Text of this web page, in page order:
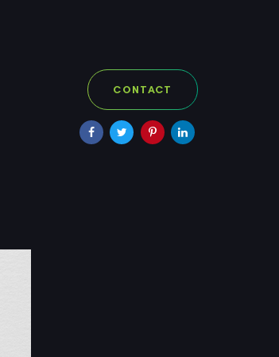
CONTACT